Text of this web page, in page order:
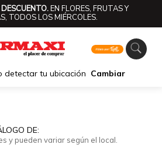
EN FLORES, FRUTAS Y
TODOS LOS MIÉRCOLES.
detectar tu ubicación Cambiar
DE:
y pueden variar según el local.